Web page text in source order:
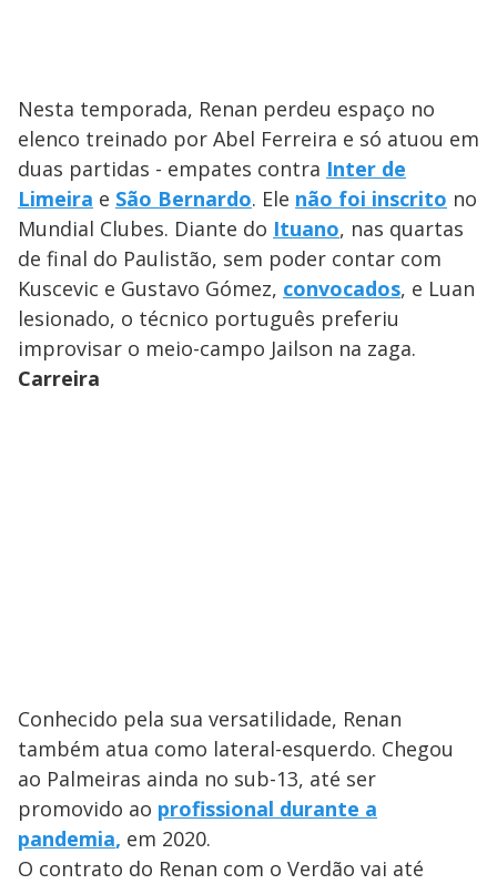
Nesta temporada, Renan perdeu espaço no
elenco treinado por Abel Ferreira e só atuou em
duas partidas - empates contra Inter de
Limeira e São Bernardo. Ele não foi inscrito no
Mundial Clubes. Diante do Ituano, nas quartas
de final do Paulistão, sem poder contar com
Kuscevic e Gustavo Gómez, convocados, e Luan
lesionado, o técnico português preferiu
improvisar o meio-campo Jailson na zaga.
Carreira
Conhecido pela sua versatilidade, Renan
também atua como lateral-esquerdo. Chegou
ao Palmeiras ainda no sub-13, até ser
promovido ao profissional durante a
pandemia, em 2020.
O contrato do Renan com o Verdão vai até